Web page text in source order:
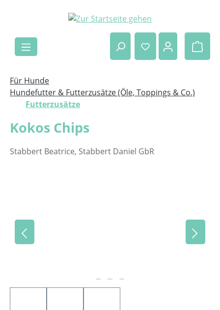
Zum Hauptinhalt springen
Für Hunde
Hundefutter & Futterzusätze (Öle, Toppings & Co.)
Futterzusätze
Kokos Chips
Stabbert Beatrice, Stabbert Daniel GbR